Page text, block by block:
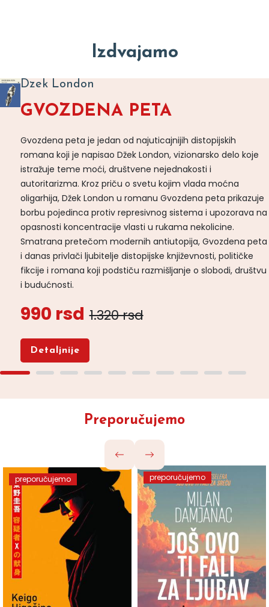
Izdvajamo
Dzek London
GVOZDENA PETA
Gvozdena peta je jedan od najuticajnijih distopijskih
romana koji je napisao Džek London, vizionarsko delo koje
istražuje teme moći, društvene nejednakosti i
autoritarizma. Kroz priču o svetu kojim vlada moćna
oligarhija, Džek London u romanu Gvozdena peta prikazuje
borbu pojedinca protiv represivnog sistema i upozorava na
opasnosti koncentracije vlasti u rukama nekolicine.
Smatrana pretečom modernih antiutopija, Gvozdena peta
i danas privlači ljubitelje distopijske književnosti, političke
fikcije i romana koji podstiču razmišljanje o slobodi, društvu
i budućnosti.
990 rsd 1.320 rsd
Detaljnije
Preporučujemo
preporučujemo preporučujemo